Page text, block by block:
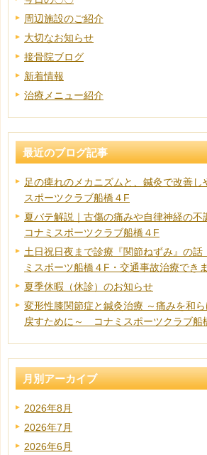
周辺施設のご紹介
大切なお知らせ
接骨院ブログ
新着情報
治療メニュー紹介
最近のブログ記事
足の痺れのメカニズムと、鍼灸で改善
スポーツクラブ船橋４F
夏バテ解説｜古傷の痛みや自律神経の
コナミスポーツクラブ船橋４F
土日祝日夜まで診療『関節ねずみ』の
ミスポーツ船橋４F・交通事故治療でき
夏季休暇（休診）のお知らせ
変形性膝関節症と鍼灸治療 ～痛みを和
戻すために～ コナミスポーツクラブ船
月別アーカイブ
2026年8月
2026年7月
2026年6月